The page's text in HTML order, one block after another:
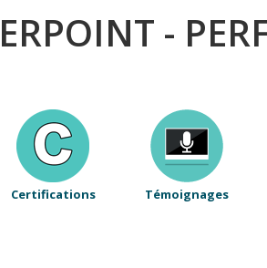
-
Certifications Témoignages